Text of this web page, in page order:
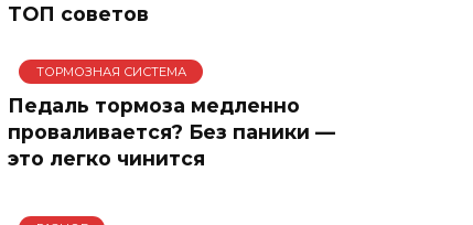
ТОП советов
ТОРМОЗНАЯ СИСТЕМА
Педаль тормоза медленно
проваливается? Без паники —
это легко чинится